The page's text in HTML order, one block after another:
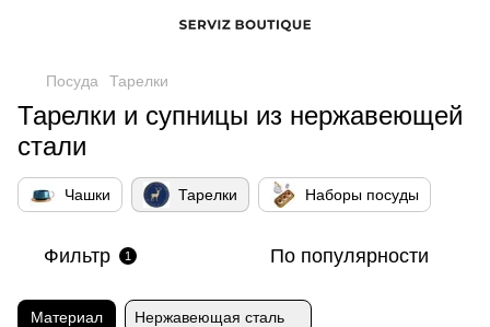
Посуда Тарелки
Тарелки и супницы из нержавеющей
стали
Чашки Тарелки Наборы посуды
Фильтр 1 По популярности
Материал Нержавеющая сталь